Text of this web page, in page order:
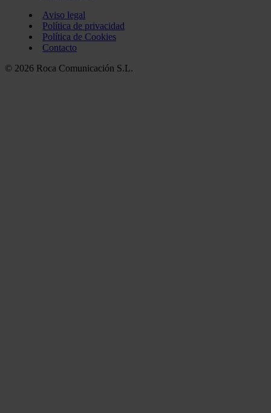
Aviso legal
Política de privacidad
Política de Cookies
Contacto
© 2026 Roca Comunicación S.L.